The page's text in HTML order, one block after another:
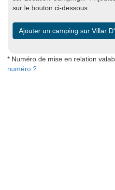
sur le bouton ci-dessous.
Ajouter un camping sur Villar
* Numéro de mise en relation
numéro ?